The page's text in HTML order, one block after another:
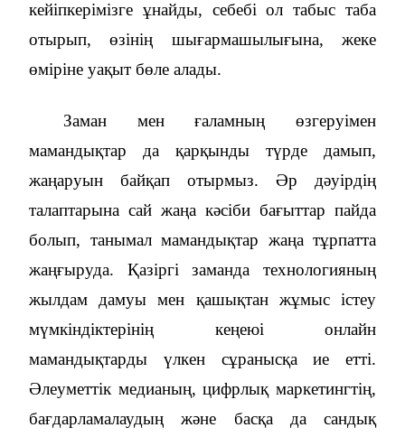
кейіпкерімізге ұнайды, себебі ол табыс таба
отырып, өзінің шығармашылығына, жеке
өміріне уақыт бөле алады.
Заман мен ғаламның өзгеруімен
мамандықтар да қарқынды түрде дамып,
жаңаруын байқап отырмыз. Әр дәуірдің
талаптарына сай жаңа кәсіби бағыттар пайда
болып, танымал мамандықтар жаңа тұрпатта
жаңғыруда. Қазіргі заманда технологияның
жылдам дамуы мен қашықтан жұмыс істеу
мүмкіндіктерінің кеңеюі онлайн
мамандықтарды үлкен сұранысқа ие етті.
Әлеуметтік медианың, цифрлық маркетингтің,
бағдарламалаудың және басқа да сандық